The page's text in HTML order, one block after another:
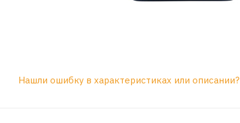
Нашли ошибку в характеристиках или описании?